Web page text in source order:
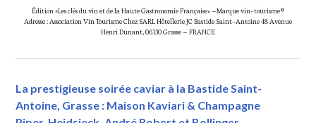
Édition «Les clés du vin et de la Haute Gastronomie Française» –Marque vin-tourisme©
Adresse : Association Vin Tourisme Chez SARL Hôtellerie JC Bastide Saint-Antoine 48 Avenue
Henri Dunant, 06130 Grasse – FRANCE
La prestigieuse soirée caviar à la Bastide Saint-
Antoine, Grasse : Maison Kaviari & Champagne